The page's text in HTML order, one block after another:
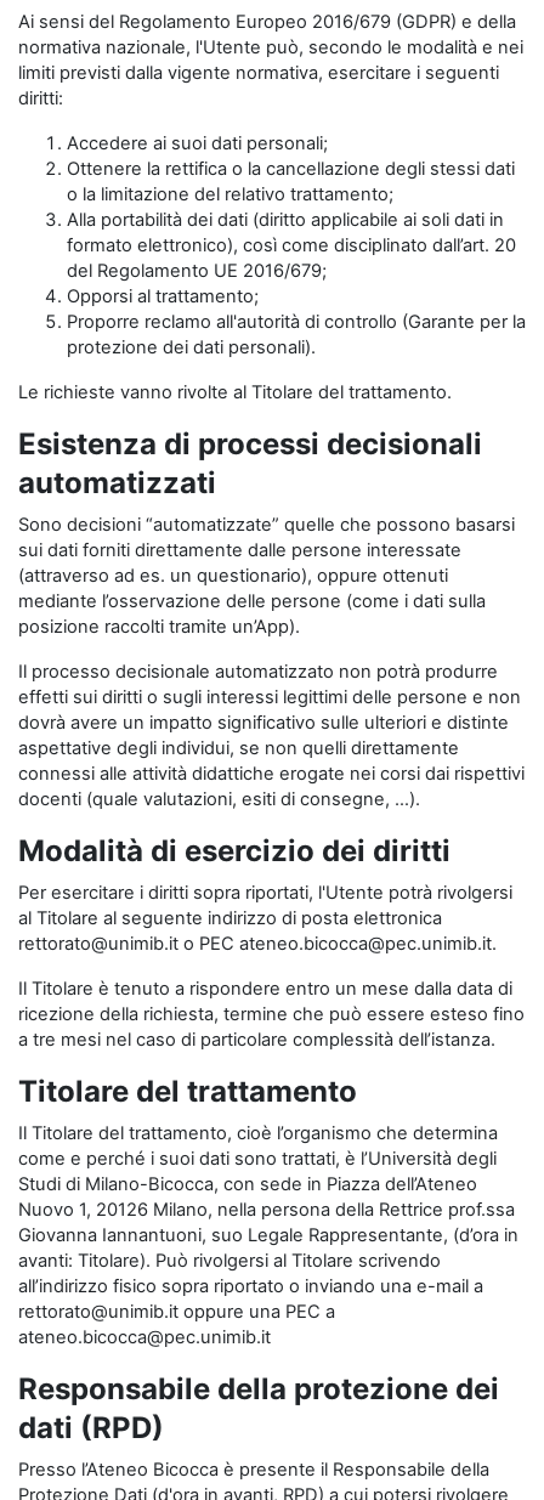
Ai sensi del Regolamento Europeo 2016/679 (GDPR) e della
normativa nazionale, l'Utente può, secondo le modalità e nei
limiti previsti dalla vigente normativa, esercitare i seguenti
diritti:
Accedere ai suoi dati personali;
Ottenere la rettifica o la cancellazione degli stessi dati
o la limitazione del relativo trattamento;
Alla portabilità dei dati (diritto applicabile ai soli dati in
formato elettronico), così come disciplinato dall’art. 20
del Regolamento UE 2016/679;
Opporsi al trattamento;
Proporre reclamo all'autorità di controllo (Garante per la
protezione dei dati personali).
Le richieste vanno rivolte al Titolare del trattamento.
Esistenza di processi decisionali
automatizzati
Sono decisioni “automatizzate” quelle che possono basarsi
sui dati forniti direttamente dalle persone interessate
(attraverso ad es. un questionario), oppure ottenuti
mediante l’osservazione delle persone (come i dati sulla
posizione raccolti tramite un’App).
Il processo decisionale automatizzato non potrà produrre
effetti sui diritti o sugli interessi legittimi delle persone e non
dovrà avere un impatto significativo sulle ulteriori e distinte
aspettative degli individui, se non quelli direttamente
connessi alle attività didattiche erogate nei corsi dai rispettivi
docenti (quale valutazioni, esiti di consegne, …).
Modalità di esercizio dei diritti
Per esercitare i diritti sopra riportati, l'Utente potrà rivolgersi
al Titolare al seguente indirizzo di posta elettronica
rettorato@unimib.it o PEC ateneo.bicocca@pec.unimib.it.
Il Titolare è tenuto a rispondere entro un mese dalla data di
ricezione della richiesta, termine che può essere esteso fino
a tre mesi nel caso di particolare complessità dell’istanza.
Titolare del trattamento
Il Titolare del trattamento, cioè l’organismo che determina
come e perché i suoi dati sono trattati, è l’Università degli
Studi di Milano-Bicocca, con sede in Piazza dell’Ateneo
Nuovo 1, 20126 Milano, nella persona della Rettrice prof.ssa
Giovanna Iannantuoni, suo Legale Rappresentante, (d’ora in
avanti: Titolare). Può rivolgersi al Titolare scrivendo
all’indirizzo fisico sopra riportato o inviando una e-mail a
rettorato@unimib.it oppure una PEC a
ateneo.bicocca@pec.unimib.it
Responsabile della protezione dei
dati (RPD)
Presso l’Ateneo Bicocca è presente il Responsabile della
Protezione Dati (d'ora in avanti, RPD) a cui potersi rivolgere